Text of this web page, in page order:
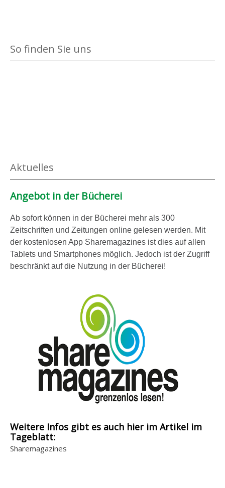
So finden Sie uns
Aktuelles
Angebot in der Bücherei
Ab sofort können in der Bücherei mehr als 300
Zeitschriften und Zeitungen online gelesen werden. Mit
der kostenlosen App Sharemagazines ist dies auf allen
Tablets und Smartphones möglich. Jedoch ist der Zugriff
beschränkt auf die Nutzung in der Bücherei!
Weitere Infos gibt es auch hier im Artikel im
Tageblatt:
Sharemagazines